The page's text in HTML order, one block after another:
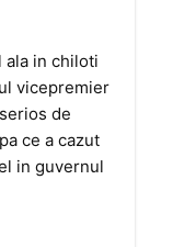
ala in chiloti
vicepremier
de
ce a cazut
in guvernul